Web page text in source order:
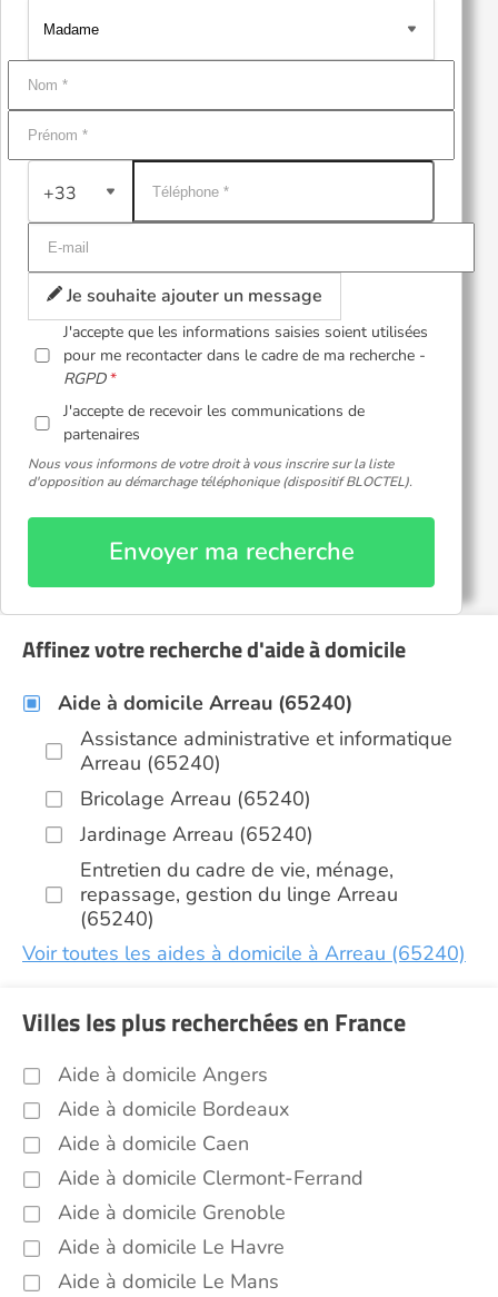
+33
Je souhaite ajouter un message
J'accepte que les informations saisies soient utilisées
pour me recontacter dans le cadre de ma recherche -
RGPD
J'accepte de recevoir les communications de
partenaires
Nous vous informons de votre droit à vous inscrire sur la liste
d'opposition au démarchage téléphonique (dispositif BLOCTEL).
Envoyer ma recherche
Affinez votre recherche d'aide à domicile
Aide à domicile Arreau (65240)
Assistance administrative et informatique
Arreau (65240)
Bricolage Arreau (65240)
Jardinage Arreau (65240)
Entretien du cadre de vie, ménage,
repassage, gestion du linge Arreau
(65240)
Voir toutes les aides à domicile à Arreau (65240)
Villes les plus recherchées en France
Aide à domicile Angers
Aide à domicile Bordeaux
Aide à domicile Caen
Aide à domicile Clermont-Ferrand
Aide à domicile Grenoble
Aide à domicile Le Havre
Aide à domicile Le Mans